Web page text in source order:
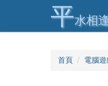
平水相
首頁 電腦